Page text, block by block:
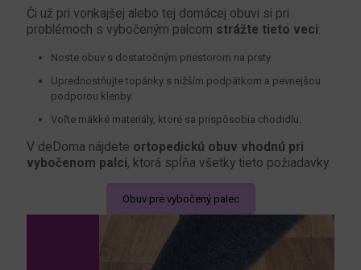
Či už pri vonkajšej alebo tej domácej obuvi si pri
problémoch s vybočeným palcom strážte tieto veci:
Noste obuv s dostatočným priestorom na prsty.
Uprednostňujte topánky s nižším podpätkom a pevnejšou
podporou klenby.
Voľte mäkké materiály, ktoré sa prispôsobia chodidlu.
V deDoma nájdete ortopedickú obuv vhodnú pri
vybočenom palci, ktorá spĺňa všetky tieto požiadavky.
Obuv pre vybočený palec